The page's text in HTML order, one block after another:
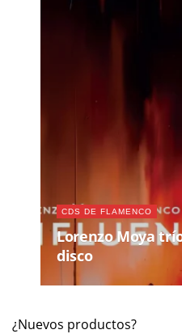
CDS DE FLAMENCO
Lorenzo Moya
disco
¿Nuevos productos?